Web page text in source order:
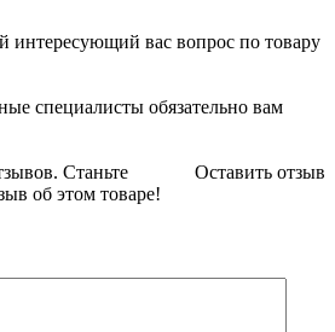
интересующий вас вопрос по товару
специалисты обязательно вам
Оставить отзыв
Станьте
об этом товаре!